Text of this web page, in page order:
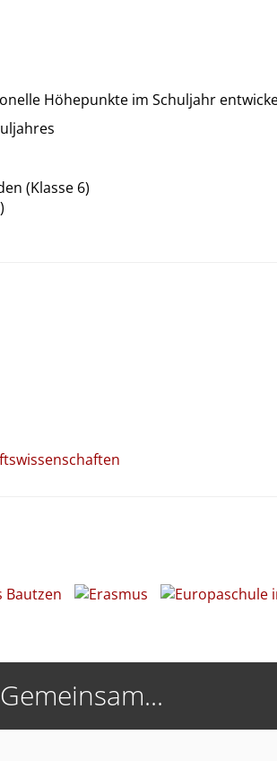
Höhepunkte im Schuljahr
(Klasse 6)
Gemeinsam...